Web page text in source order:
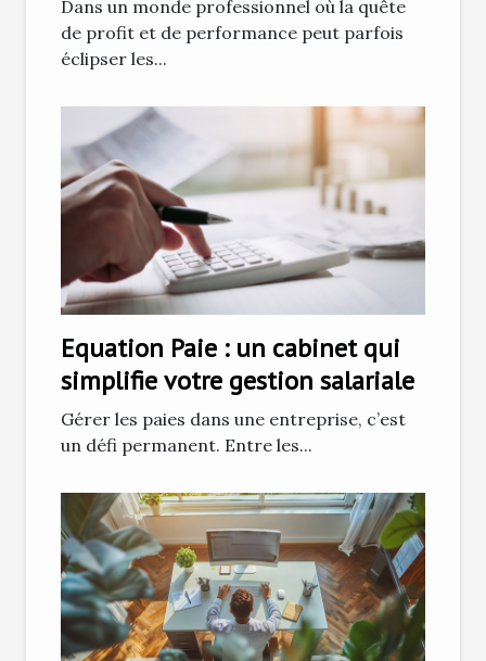
responsable
Dans un monde professionnel où la quête
de profit et de performance peut parfois
éclipser les...
Equation Paie : un cabinet qui
simplifie votre gestion salariale
Gérer les paies dans une entreprise, c’est
un défi permanent. Entre les...